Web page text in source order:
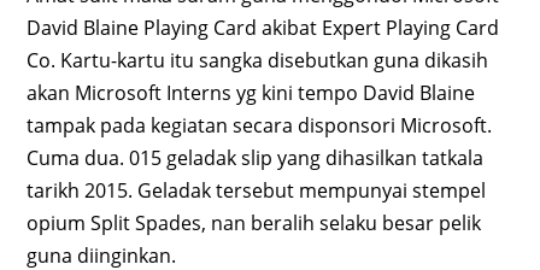
David Blaine Playing Card akibat Expert Playing Card
Co. Kartu-kartu itu sangka disebutkan guna dikasih
akan Microsoft Interns yg kini tempo David Blaine
tampak pada kegiatan secara disponsori Microsoft.
Cuma dua. 015 geladak slip yang dihasilkan tatkala
tarikh 2015. Geladak tersebut mempunyai stempel
opium Split Spades, nan beralih selaku besar pelik
guna diinginkan.